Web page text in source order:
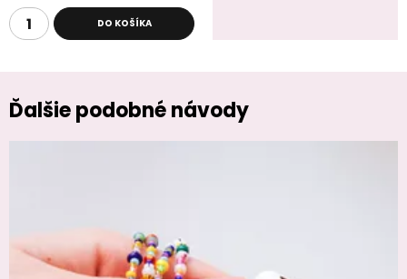
DO KOŠÍKA
Ďalšie podobné návody